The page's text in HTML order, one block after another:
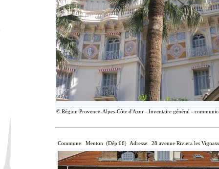
© Région Provence-Alpes-Côte d'Azur - Inventaire général -
Commune: Menton (Dép.06) Adresse: 28 avenue Riviera les